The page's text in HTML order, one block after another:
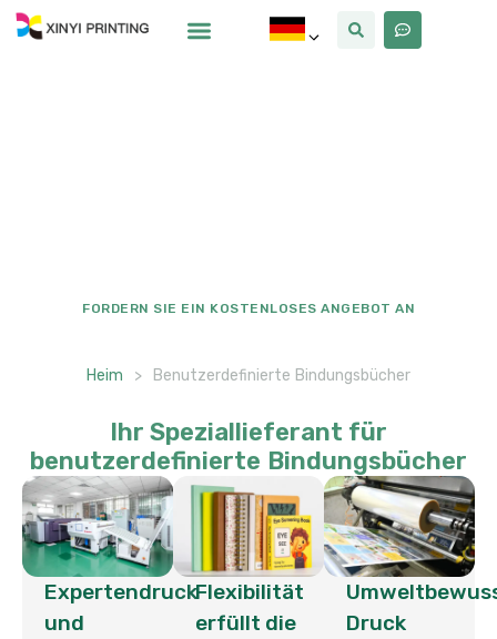
FORDERN SIE EIN KOSTENLOSES ANGEBOT AN
Heim > Benutzerdefinierte Bindungsbücher
Ihr Speziallieferant für
benutzerdefinierte Bindungsbücher
Expertendruck
und
Flexibilität
erfüllt die
Druck